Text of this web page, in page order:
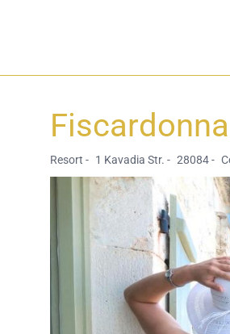
Resort - 1 Kavadia Str. - 28084 -